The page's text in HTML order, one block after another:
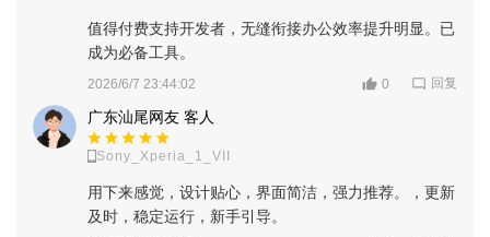
2、进入首页可以看到图片增强、AI文字处理等超多功能
值得付费支持开发者，无缝衔接办公效率提升明显。已
成为必备工具。
2026/6/7 23:44:02 0 回复
广东汕尾网友 客人
Sony_Xperia_1_VII
用下来感觉，设计贴心，界面简洁，强力推荐。，更新
及时，稳定运行，新手引导。